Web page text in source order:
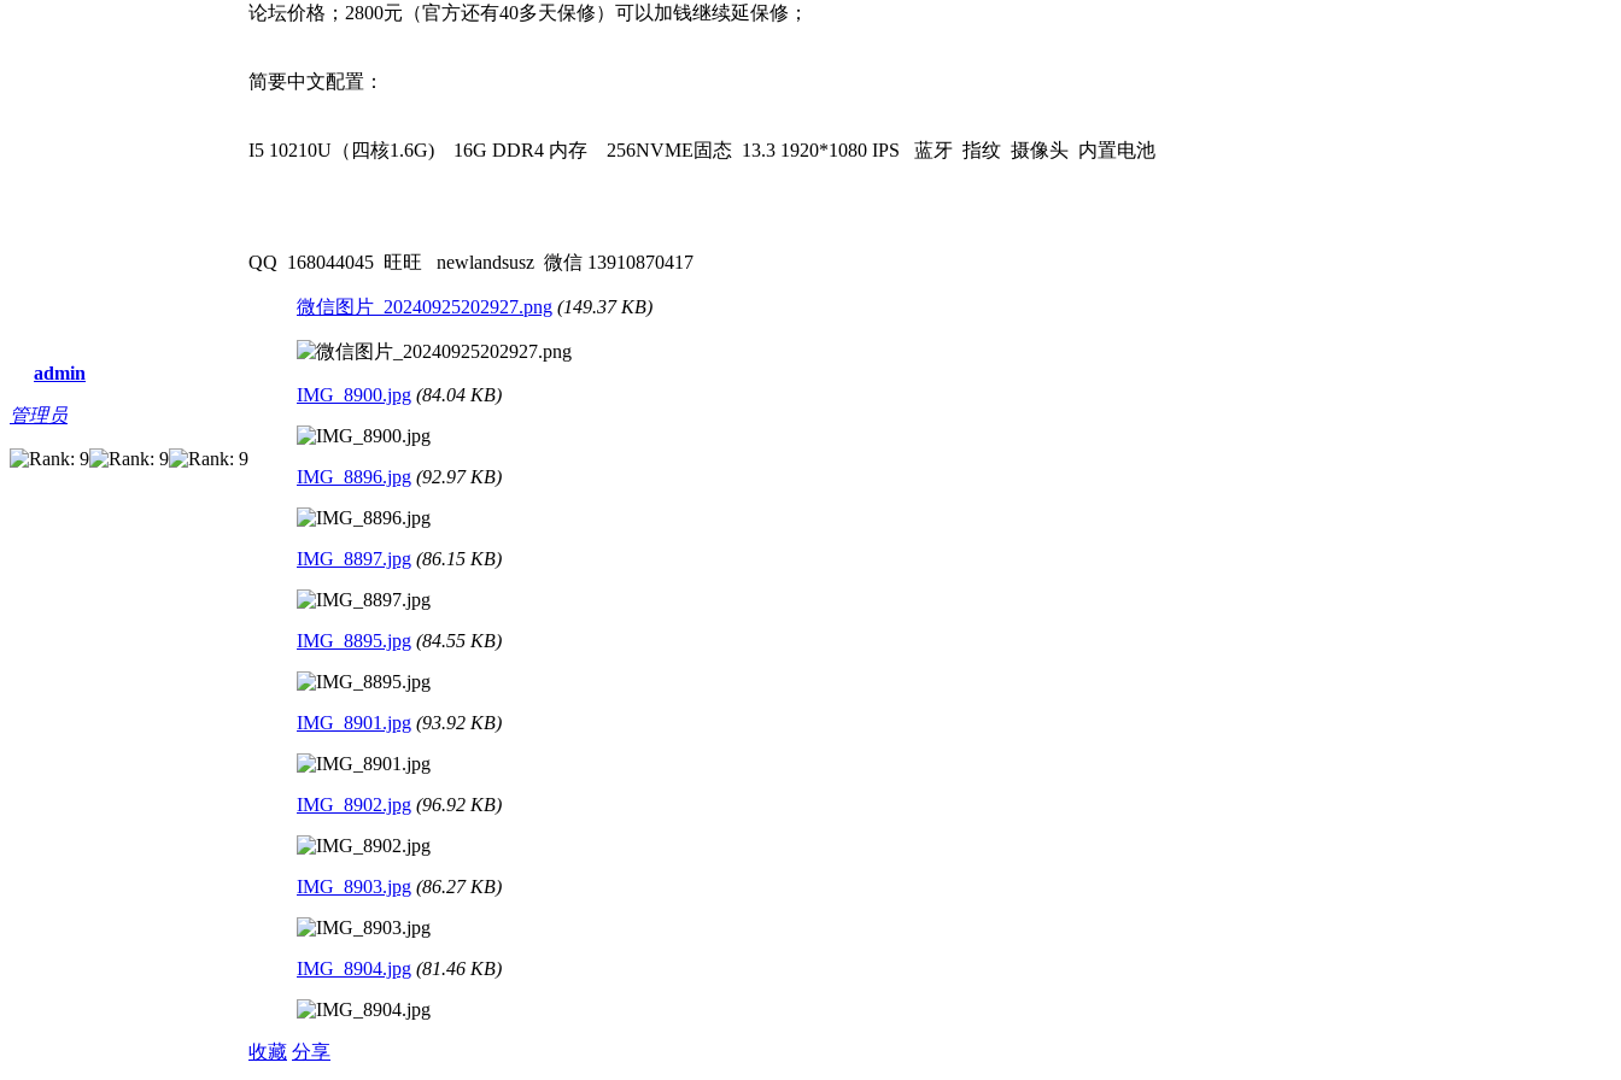
admin
管理员
论坛价格；2800元（官方还有40多天保修）可以加钱继续延保修；
简要中文配置：
I5 10210U（四核1.6G) 16G DDR4 内存 256NVME固态 13.3 1920*1080 IPS 蓝牙 指纹 摄像头 内置电池
QQ 168044045 旺旺 newlandsusz 微信 13910870417
微信图片_20240925202927.png (149.37 KB)
IMG_8900.jpg (84.04 KB)
IMG_8896.jpg (92.97 KB)
IMG_8897.jpg (86.15 KB)
IMG_8895.jpg (84.55 KB)
IMG_8901.jpg (93.92 KB)
IMG_8902.jpg (96.92 KB)
IMG_8903.jpg (86.27 KB)
IMG_8904.jpg (81.46 KB)
收藏 分享